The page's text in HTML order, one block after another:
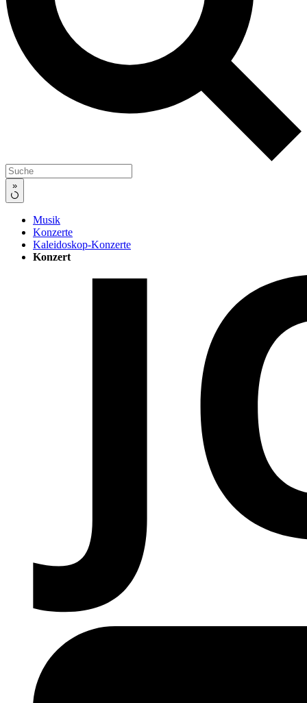
»
Musik
Konzerte
Kaleidoskop-Konzerte
Konzert